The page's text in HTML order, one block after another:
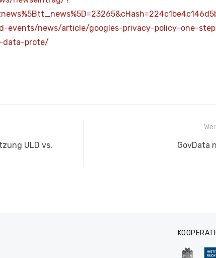
events/news/article/googles-privacy-policy-one-
data-prote/
ULD vs.
Nächster
GovData